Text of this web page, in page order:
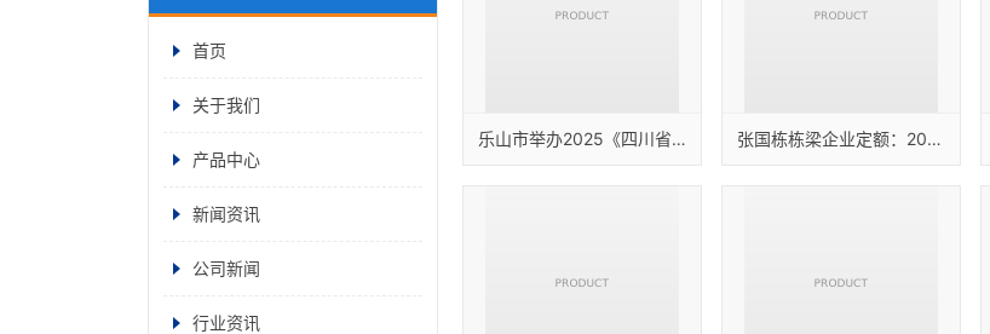
首页
关于我们
产品中心
新闻资讯
公司新闻
行业资讯
乐山市举办2025《四川省建设工程工程量清单计价定额》及《四川省建设工程工程量清单计价导则》解读培训会 张国栋栋梁企业定额：2024版工程量清单计价标准新版计价标准实施后，建筑企业如何在总价合同模式下实现盈利最大化？